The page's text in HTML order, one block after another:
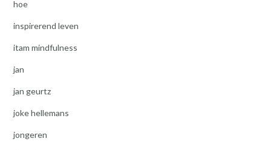
hoe
inspirerend leven
itam mindfulness
jan
jan geurtz
joke hellemans
jongeren